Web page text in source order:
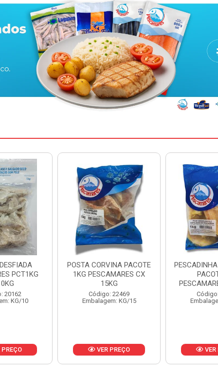
PACOTE
CX
22469
KG/15
PREÇO
PESCADINHA ESPALMADA
PACOTE1KG
PESCAMARES CX 15KG
Código: 22472
Embalagem: KG/15
VER PREÇO
FILE DE
PACOTE
VER